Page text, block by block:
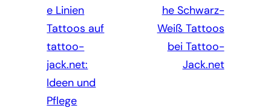
e Linien
Tattoos auf
tattoo-
jack.net:
Ideen und
Pflege
he Schwarz-
Weiß Tattoos
bei Tattoo-
Jack.net